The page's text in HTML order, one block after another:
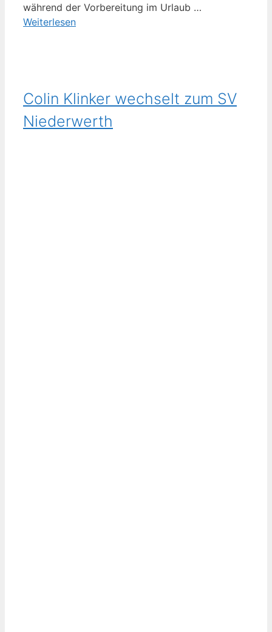
während der Vorbereitung im Urlaub …
Weiterlesen
Colin Klinker wechselt zum SV
Niederwerth